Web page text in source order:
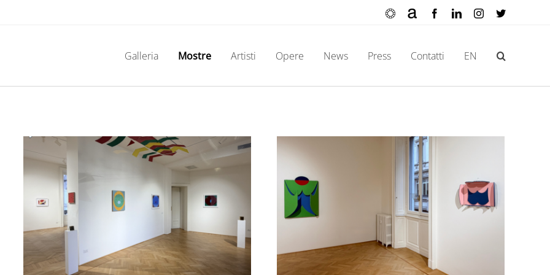
OculaArtnet FacebookLinkedInInstagram
X
Galleria Mostre Artisti Opere News Press Contatti EN
KATSUMI NAKAI